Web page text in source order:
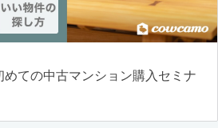
ての中古マンション購入セミナ